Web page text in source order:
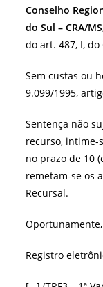
Conselho
do Sul – CRA/MS
do art. 487, I, do
Sem custas ou
9.099/1995,
Sentença não
recurso, intime-
no prazo de 10
remetam-se os
Recursal.
Registro